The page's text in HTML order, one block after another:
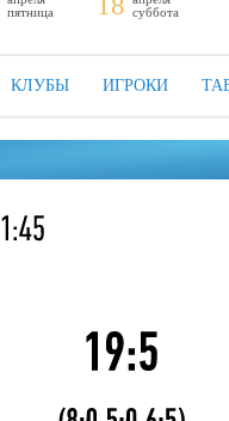
пятница
суббота
КЛУБЫ ИГРОКИ